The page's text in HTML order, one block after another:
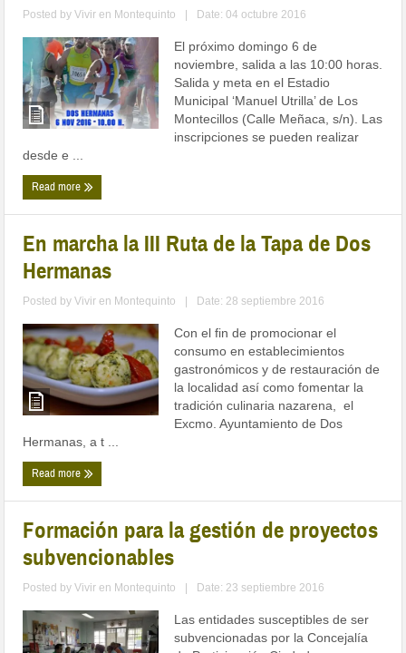
Posted byVivir en Montequinto Date: 04 octubre 2016
El próximo domingo 6 de
noviembre, salida a las 10:00 horas.
Salida y meta en el Estadio
Municipal ‘Manuel Utrilla’ de Los
Montecillos (Calle Meñaca, s/n). Las
inscripciones se pueden realizar
desde e ...
Read more
En marcha la III Ruta de la Tapa de Dos
Hermanas
Posted byVivir en Montequinto Date: 28 septiembre 2016
Con el fin de promocionar el
consumo en establecimientos
gastronómicos y de restauración de
la localidad así como fomentar la
tradición culinaria nazarena, el
Excmo. Ayuntamiento de Dos
Hermanas, a t ...
Read more
Formación para la gestión de proyectos
subvencionables
Posted byVivir en Montequinto Date: 23 septiembre 2016
Las entidades susceptibles de ser
subvencionadas por la Concejalía